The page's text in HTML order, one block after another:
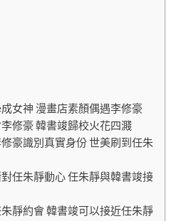
女神 漫畫店素顏偶遇李修豪
修豪 韓書竣歸校火花四濺
豪識別真實身份 世美刷到任朱
任朱靜動心 任朱靜與韓書竣接
靜約會 韓書竣可以接近任朱靜